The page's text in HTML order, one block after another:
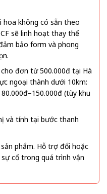
không có sẵn theo
sẽ linh hoạt thay thế
bảo form và phong
đơn từ 500.000đ tại Hà
ngoại thành dưới 10km:
(tùy khu
và tính tại bước thanh
phẩm. Hỗ trợ đổi hoặc
cố trong quá trình vận